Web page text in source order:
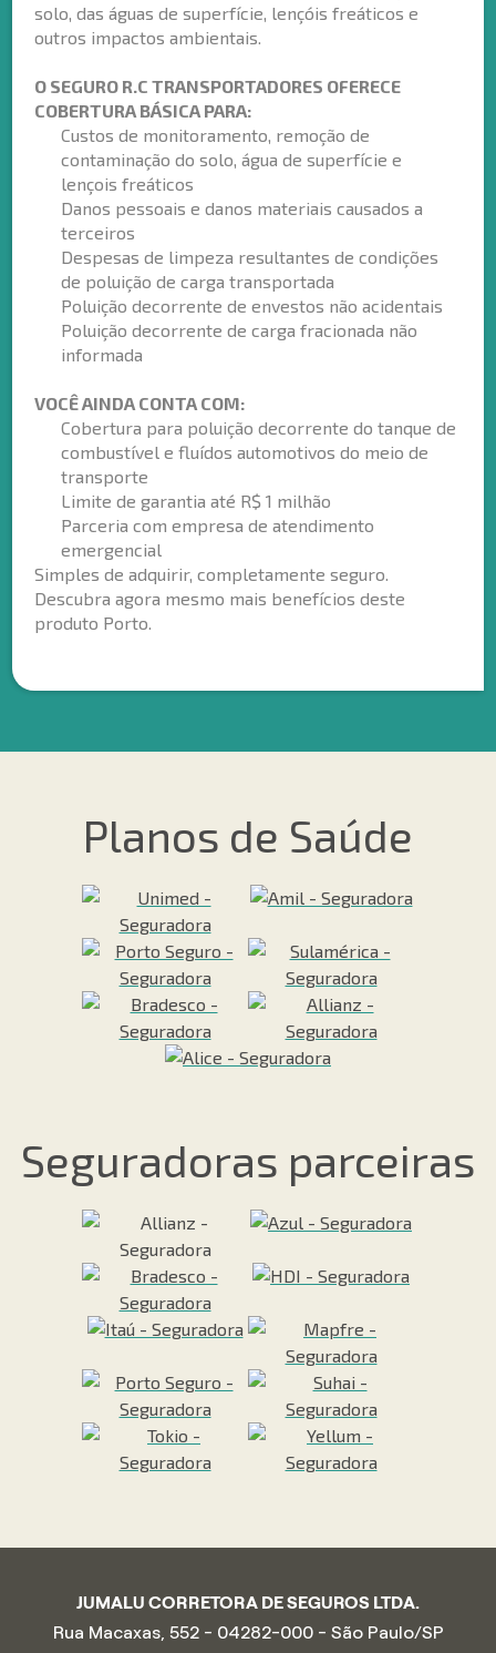
solo, das águas de superfície, lençóis freáticos e
outros impactos ambientais.
O SEGURO R.C TRANSPORTADORES OFERECE
COBERTURA BÁSICA PARA:
Custos de monitoramento, remoção de
contaminação do solo, água de superfície e
lençois freáticos
Danos pessoais e danos materiais causados a
terceiros
Despesas de limpeza resultantes de condições
de poluição de carga transportada
Poluição decorrente de envestos não acidentais
Poluição decorrente de carga fracionada não
informada
VOCÊ AINDA CONTA COM:
Cobertura para poluição decorrente do tanque de
combustível e fluídos automotivos do meio de
transporte
Limite de garantia até R$ 1 milhão
Parceria com empresa de atendimento
emergencial
Simples de adquirir, completamente seguro.
Descubra agora mesmo mais benefícios deste
produto Porto.
Planos de Saúde
Seguradoras parceiras
JUMALU CORRETORA DE SEGUROS LTDA.
Rua Macaxas, 552 - 04282-000 - São Paulo/SP